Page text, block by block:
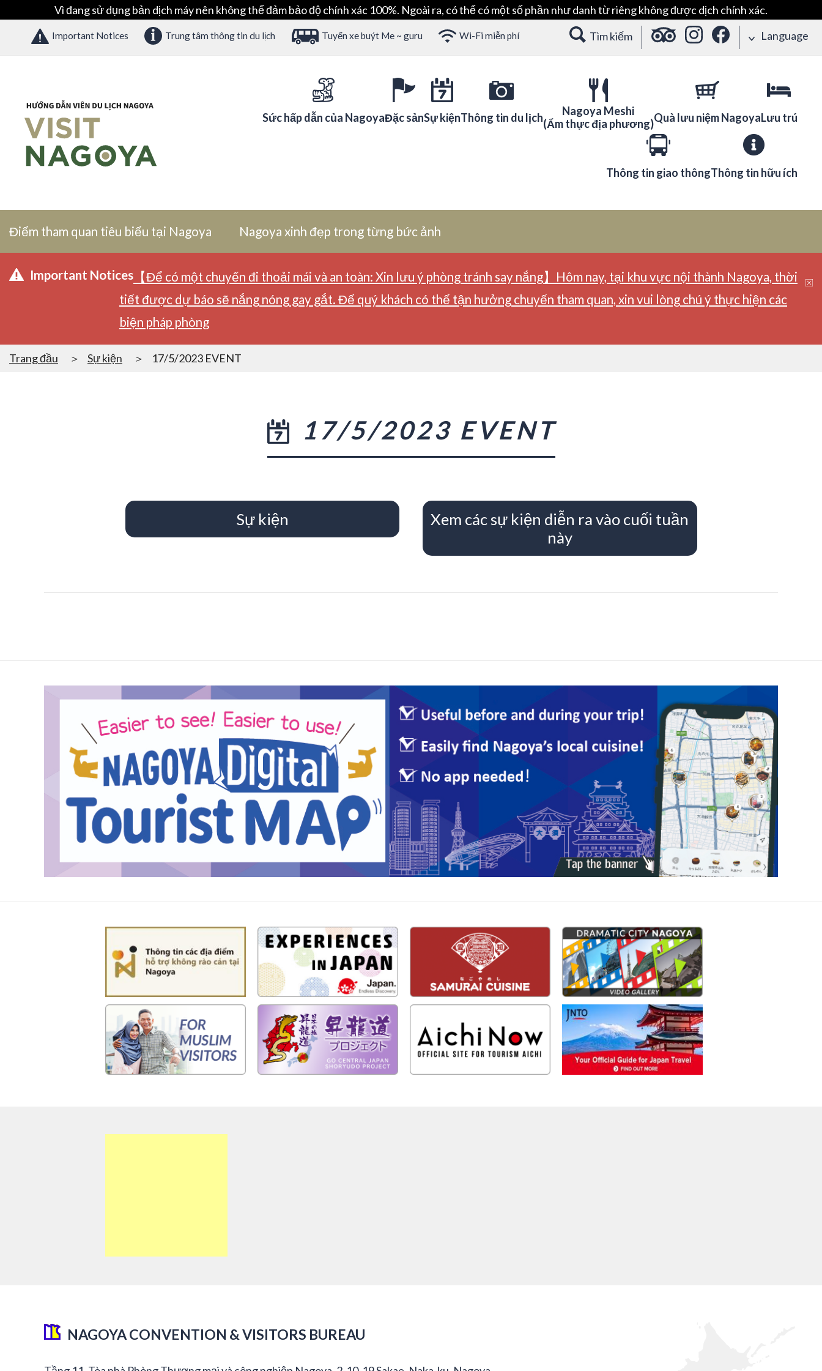
Vì đang sử dụng bản dịch máy nên không thể đảm bảo độ chính xác 100%. Ngoài ra, có thể có một số phần như danh từ riêng không được dịch chính xác.
Important Notices Trung tâm thông tin du lịch Tuyến xe buýt Me ~ guru Wi-Fi miễn phí Tìm kiếm Language
Sức hấp dẫn của NagoyaĐặc sảnSự kiệnThông tin du lịch
Nagoya Meshi
(Ẩm thực địa phương)Quà lưu niệm NagoyaLưu trú
Thông tin giao thôngThông tin hữu ích
Điểm tham quan tiêu biểu tại Nagoya Nagoya xinh đẹp trong từng bức ảnh
Important Notices 【Để có một chuyến đi thoải mái và an toàn: Xin lưu ý phòng tránh say nắng】Hôm nay, tại khu vực nội thành Nagoya, thời
tiết được dự báo sẽ nắng nóng gay gắt. Để quý khách có thể tận hưởng chuyến tham quan, xin vui lòng chú ý thực hiện các
biện pháp phòng
Trang đầu Sự kiện 17/5/2023 EVENT
17/5/2023 EVENT
Sự kiện
Xem các sự kiện diễn ra vào cuối tuần
này
NAGOYA CONVENTION & VISITORS BUREAU